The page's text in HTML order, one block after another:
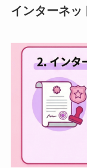
インターネッ